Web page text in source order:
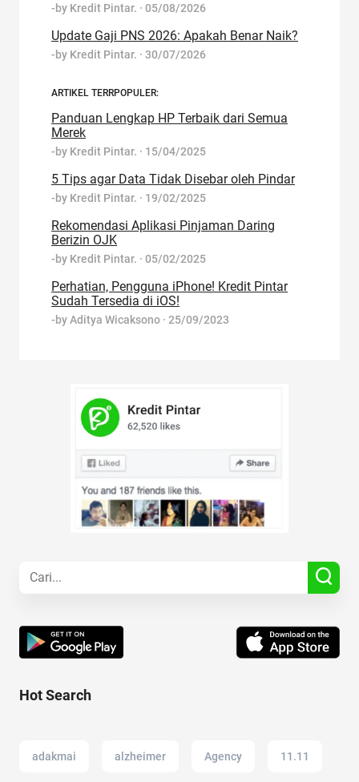
-by Kredit Pintar. · 05/08/2026
Update Gaji PNS 2026: Apakah Benar Naik?
-by Kredit Pintar. · 30/07/2026
ARTIKEL TERRPOPULER:
Panduan Lengkap HP Terbaik dari Semua
Merek
-by Kredit Pintar. · 15/04/2025
5 Tips agar Data Tidak Disebar oleh Pindar
-by Kredit Pintar. · 19/02/2025
Rekomendasi Aplikasi Pinjaman Daring
Berizin OJK
-by Kredit Pintar. · 05/02/2025
Perhatian, Pengguna iPhone! Kredit Pintar
Sudah Tersedia di iOS!
-byAditya Wicaksono · 25/09/2023
Hot Search
adakmai alzheimer Agency 11.11